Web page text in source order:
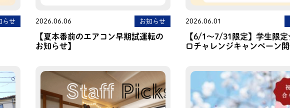
らせ 2026.06.06 お知らせ
【夏本番前のエアコン早期試運転の
お知らせ】
2026.06.01
【6/1〜7/31限定】学生限
ロチャレンジキャンペーン